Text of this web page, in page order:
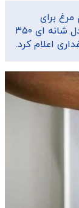
برای
مصرف کننده را ۱۷۰ هزار تومان معادل شانه ای ۳۵۰
اعلام کرد.